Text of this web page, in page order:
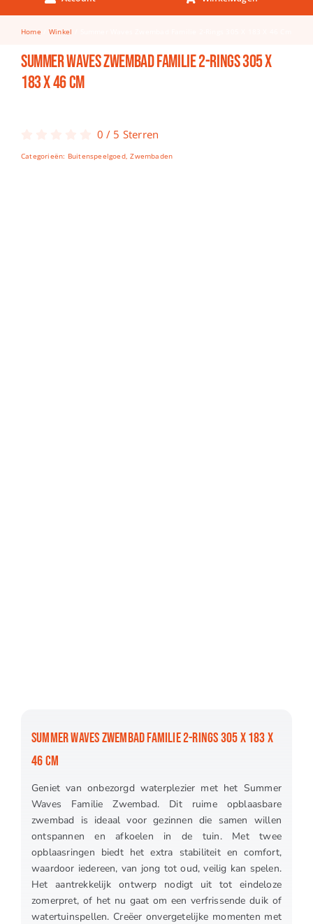
Keuken & Tafelen
Kinderfietsen
Knutselen
Puzzels
Home Winkel
Summer Waves Zwembad Familie 2-Rings 305 X
183 X 46 Cm
0 / 5 Sterren
Categorieën: Buitenspeelgoed,Zwembaden
SUMMER WAVES ZWEMBAD FAMILIE 2-RINGS 305 X 183 X
46 CM
Geniet van onbezorgd waterplezier met het Summer
Waves Familie Zwembad. Dit ruime opblaasbare
zwembad is ideaal voor gezinnen die samen willen
ontspannen en afkoelen in de tuin. Met twee
opblaasringen biedt het extra stabiliteit en comfort,
waardoor iedereen, van jong tot oud, veilig kan spelen.
Het aantrekkelijk ontwerp nodigt uit tot eindeloze
zomerpret, of het nu gaat om een verfrissende duik of
watertuinspellen. Creëer onvergetelijke momenten met